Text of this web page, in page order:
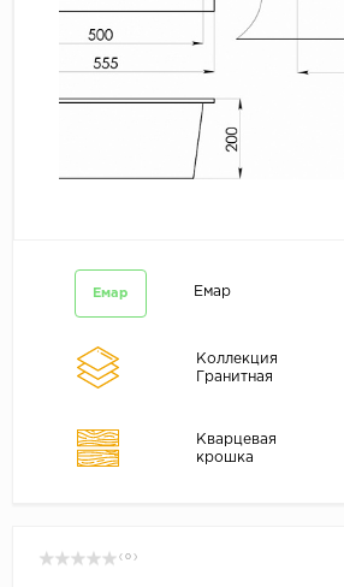
Емар Емар
Коллекция
Гранитная
Кварцевая
крошка
( 0 )